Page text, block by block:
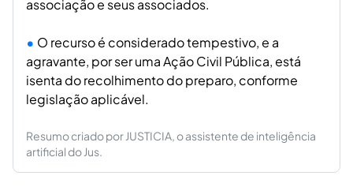
associação e seus associados.
O recurso é considerado tempestivo, e a
agravante, por ser uma Ação Civil Pública, está
isenta do recolhimento do preparo, conforme
legislação aplicável.
Resumo criado por JUSTICIA, o assistente de inteligência
artificial do Jus.